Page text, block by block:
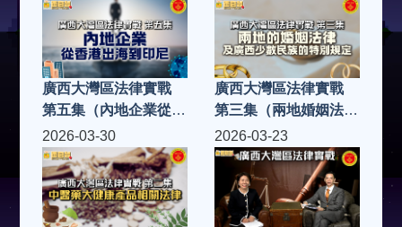
廣西大灣區法律實戰
第五集（內地企業從香
港出海到印尼）
廣西大灣區法律實戰
第三集（兩地婚姻法
律）
2026-03-30 2026-03-23